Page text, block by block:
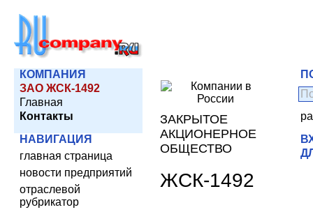
КОМПАНИЯ
ЗАО ЖСК-1492
Главная
Контакты
НАВИГАЦИЯ
главная страница
новости предприятий
отраслевой
рубрикатор
ЗАКРЫТОЕ
АКЦИОНЕРНОЕ
ОБЩЕСТВО
ЖСК-1492